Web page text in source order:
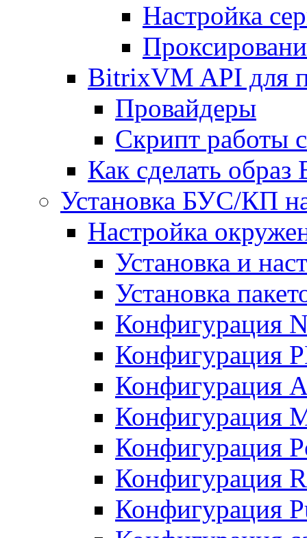
Настройка
BitrixVM API для
Провайдеры
Скрипт работы
Как сделать
Установка БУС/КП
Настройка
Установка и
Установка
Конфигурация
Конфигурация
Конфигурация
Конфигурация
Конфигурация
Конфигурация
Конфигурация